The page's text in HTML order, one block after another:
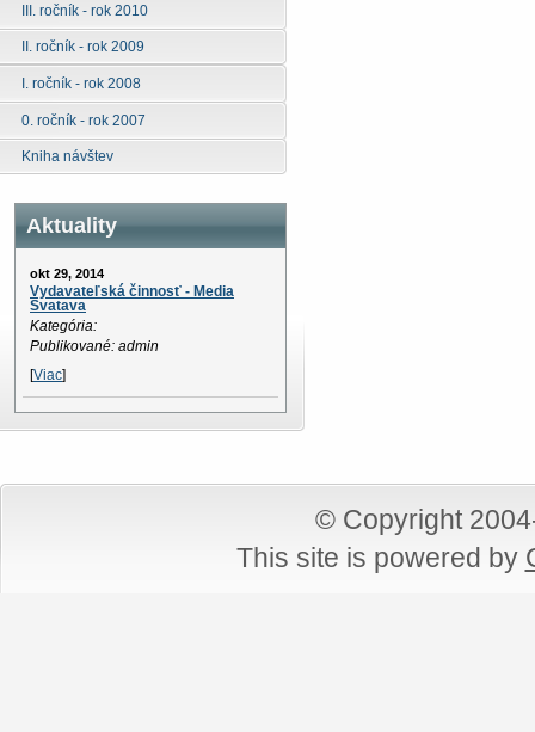
III. ročník - rok 2010
II. ročník - rok 2009
I. ročník - rok 2008
0. ročník - rok 2007
Kniha návštev
Aktuality
okt 29, 2014
Vydavateľská činnosť - Media
Svatava
Kategória:
Publikované: admin
[Viac]
© Copyright
This site is powered by